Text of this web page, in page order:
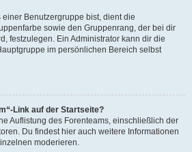
Benutzergruppe bist, dient die
sowie den Gruppenrang, der bei dir
festzulegen. Ein Administrator kann dir die
im persönlichen Bereich selbst
Link auf der Startseite?
Auflistung des Forenteams, einschließlich der
Du findest hier auch weitere Informationen
moderieren.